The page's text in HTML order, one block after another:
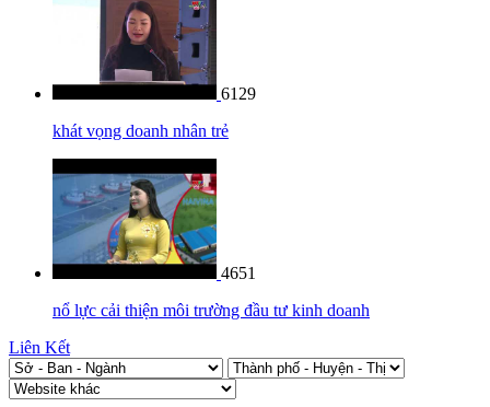
6129
khát vọng doanh nhân trẻ
4651
nổ lực cải thiện môi trường đầu tư kinh doanh
Liên Kết